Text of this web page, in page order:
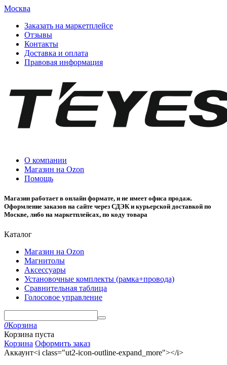
Москва
Заказать на маркетплейсе
Отзывы
Контакты
Доставка и оплата
Правовая информация
О компании
Магазин на Ozon
Помощь
Магазин работает в онлайн формате, и не имеет офиса продаж.
Оформление заказов на сайте через СДЭК и курьерской доставкой по
Москве, либо на маркетплейсах, по коду товара
Каталог
Магазин на Ozon
Магнитолы
Аксессуары
Установочные комплекты (рамка+провода)
Сравнительная таблица
Голосовое управление
0Корзина
Корзина пуста
Корзина Оформить заказ
Аккаунт<i class="ut2-icon-outline-expand_more"></i>